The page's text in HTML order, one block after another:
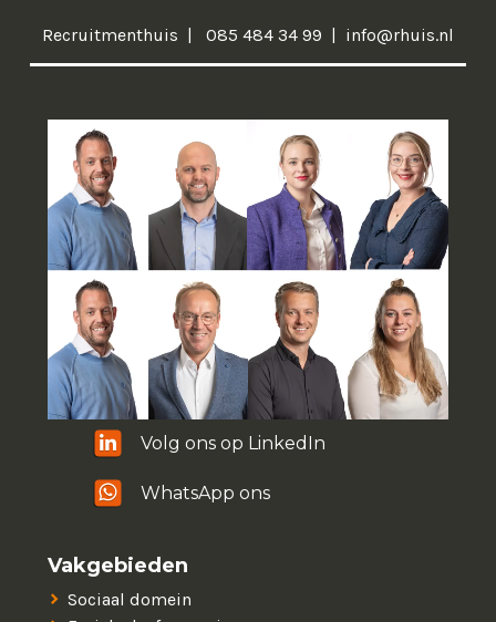
Recruitmenthuis 085 484 34 99 info@rhuis.nl
Volg ons op LinkedIn
WhatsApp ons
Vakgebieden
Sociaal domein